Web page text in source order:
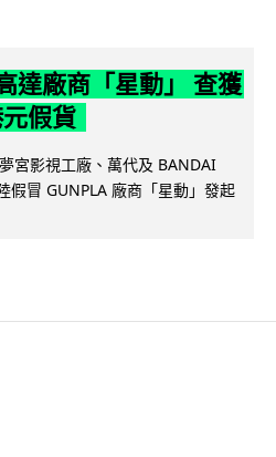
達廠商「星動」 查獲
假貨
宮影視工廠、萬代及 BANDAI
假冒 GUNPLA 廠商「星動」發起